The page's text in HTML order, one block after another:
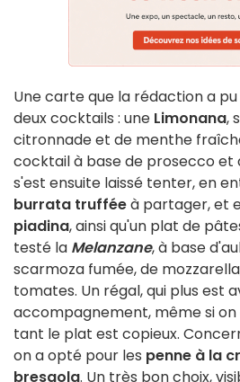
Une carte que la rédaction a
deux cocktails : une Limonana,
citronnade et de menthe
cocktail à base de prosecco et
s'est ensuite laissé tenter, en
burrata trufféeà partager, et
piadina, ainsi qu'un plat de
testé la Melanzane, à base
scarmoza fumée, de
tomates. Un régal, qui plus est
accompagnement, même si on
tant le plat est copieux.
on a opté pour les penne à la
bresaola. Un très bon choix,